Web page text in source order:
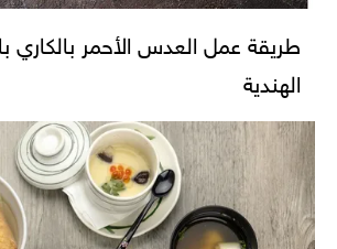
طريقة عمل العدس الأحمر بالكاري
الهندية